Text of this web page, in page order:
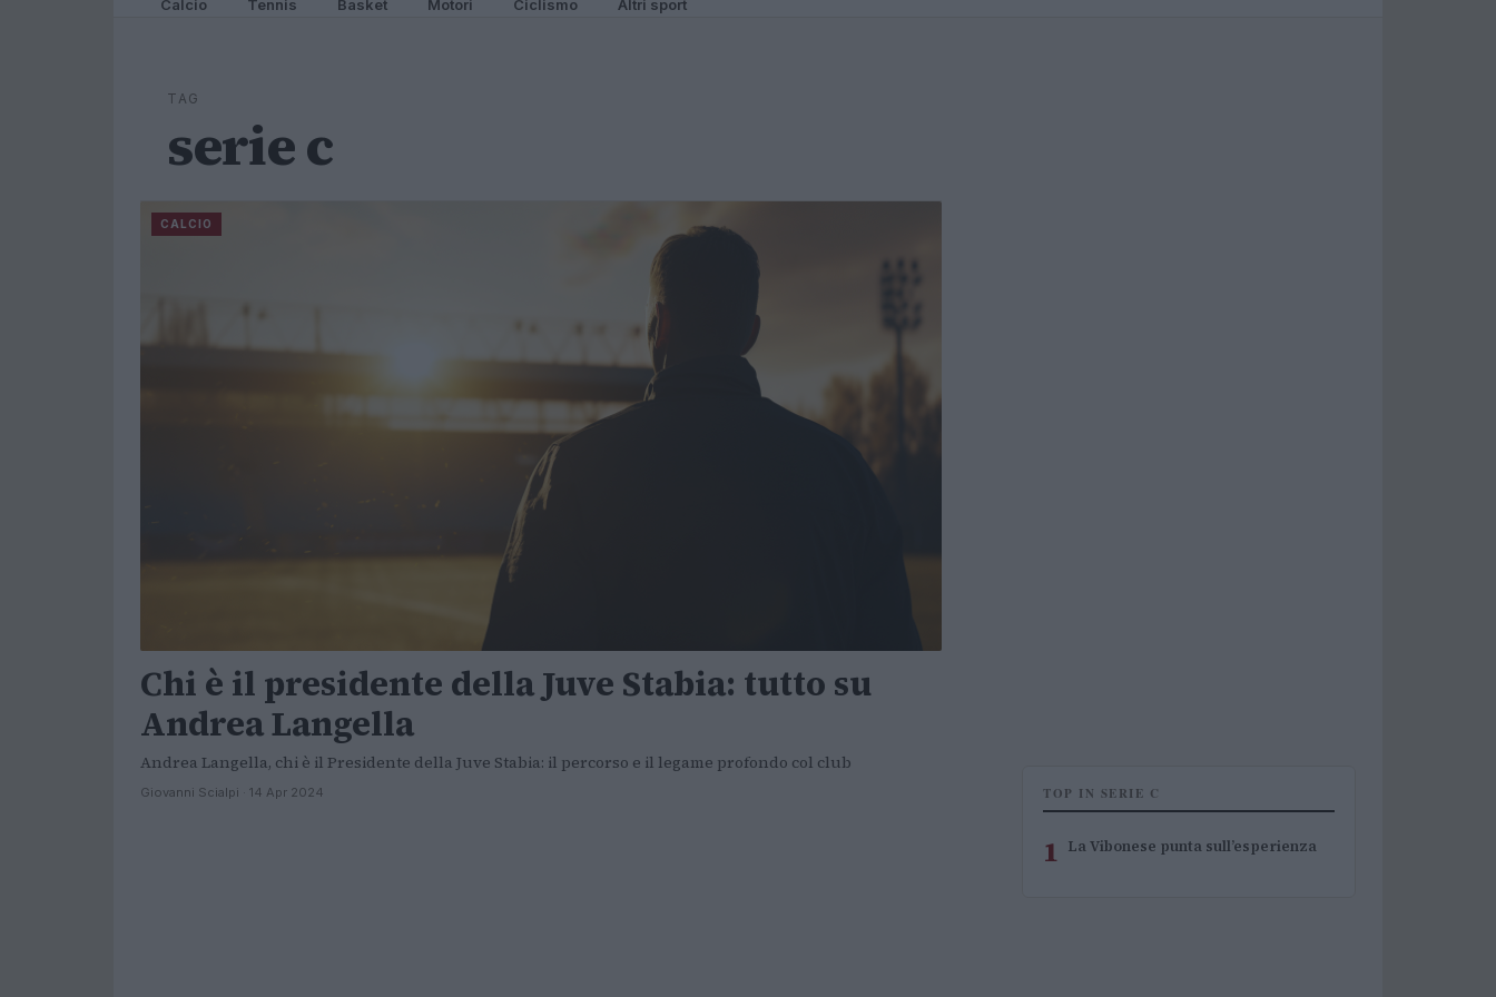
Calcio Tennis Basket Motori Ciclismo Altri sport
TAG
serie c
CALCIO
Chi è il presidente della Juve Stabia: tutto su
Andrea Langella
Andrea Langella, chi è il Presidente della Juve Stabia: il percorso e il legame profondo col club
Giovanni Scialpi · 14 Apr 2024 TOP IN SERIE C
1 La Vibonese punta sull’esperienza